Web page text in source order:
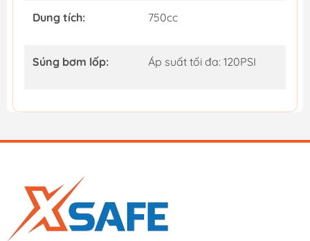
Dung tích: 750cc
Súng bơm lốp: Áp suất tối đa: 120PSI